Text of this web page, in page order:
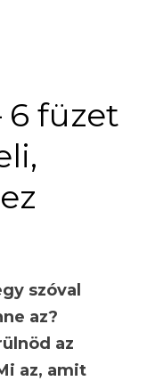
6 füzet
szóval
az?
az
az, amit